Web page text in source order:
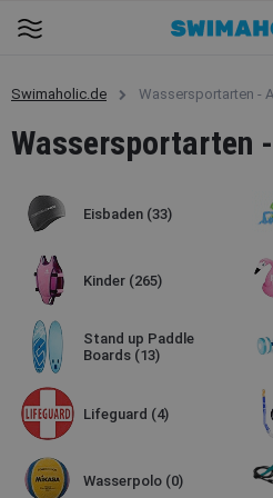
Swimaholic.de Wassersportarten -
Wassersportarten
Eisbaden (33)
Kinder (265)
Stand up Paddle
Boards (13)
Lifeguard (4)
Wasserpolo (0)